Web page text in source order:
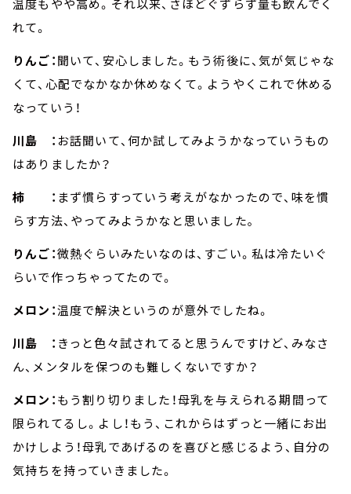
温度もやや高め。それ以来、さほどぐずらず量も飲んでく
れて。
りんご：聞いて、安心しました。もう術後に、気が気じゃな
くて、心配でなかなか休めなくて。ようやくこれで休める
なっていう！
川島 ： お話聞いて、何か試してみようかなっていうもの
はありましたか？
柿 ： まず慣らすっていう考えがなかったので、味を慣
らす方法、やってみようかなと思いました｡
りんご：微熱ぐらいみたいなのは、すごい。私は冷たいぐ
らいで作っちゃってたので。
メロン：温度で解決というのが意外でしたね。
川島 ： きっと色々試されてると思うんですけど、みなさ
ん、メンタルを保つのも難しくないですか？
メロン：もう割り切りました！母乳を与えられる期間って
限られてるし。よし！もう、これからはずっと一緒にお出
かけしよう！母乳であげるのを喜びと感じるよう、自分の
気持ちを持っていきました。